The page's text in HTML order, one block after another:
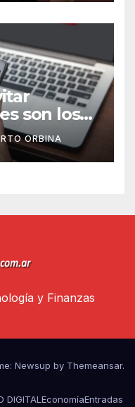
son los
y las
ORBINA
y Finanzas
Newsup by Themeansar.
DIGITAL EconomíaEntradas